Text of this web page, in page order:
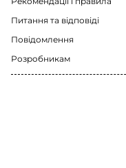
Питання та відповіді
Повідомлення
Розробникам